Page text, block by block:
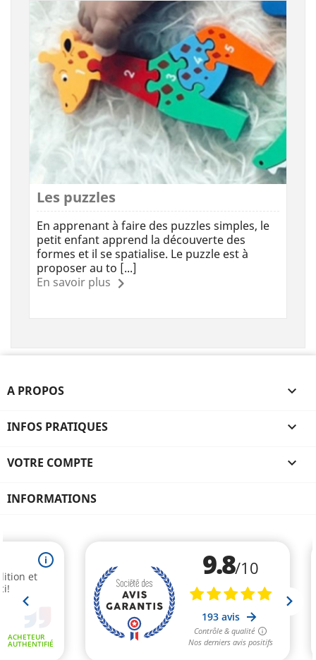
Les puzzles
En apprenant à faire des puzzles simples, le
petit enfant apprend la découverte des
formes et il se spatialise. Le puzzle est à
proposer au to [...]
En savoir plus
A PROPOS 
INFOS PRATIQUES 
VOTRE COMPTE 
INFORMATIONS